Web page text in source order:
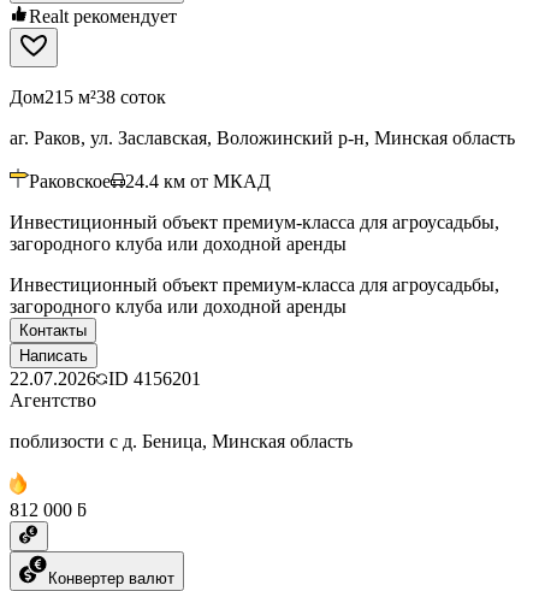
Realt рекомендует
Дом215 м²38 соток
аг. Раков, ул. Заславская, Воложинский р-н, Минская область
Раковское 24.4 км от МКАД
Инвестиционный объект премиум-класса для агроусадьбы,
загородного клуба или доходной аренды
Инвестиционный объект премиум-класса для агроусадьбы,
загородного клуба или доходной аренды
Контакты
Написать
22.07.2026 ID 4156201
Агентство
поблизости с д. Беница, Минская область
812 000 ƃ
Конвертер валют